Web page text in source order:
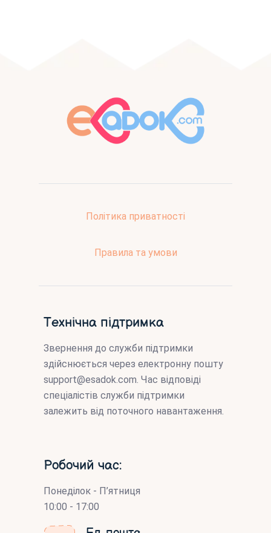
Політика приватності
Правила та умови
Технічна підтримка
Звернення до служби підтримки
здійснюється через електронну пошту
support@esadok.com. Час відповіді
спеціалістів служби підтримки
залежить від поточного навантаження.
Робочий час:
Понеділок - П’ятниця
10:00 - 17:00